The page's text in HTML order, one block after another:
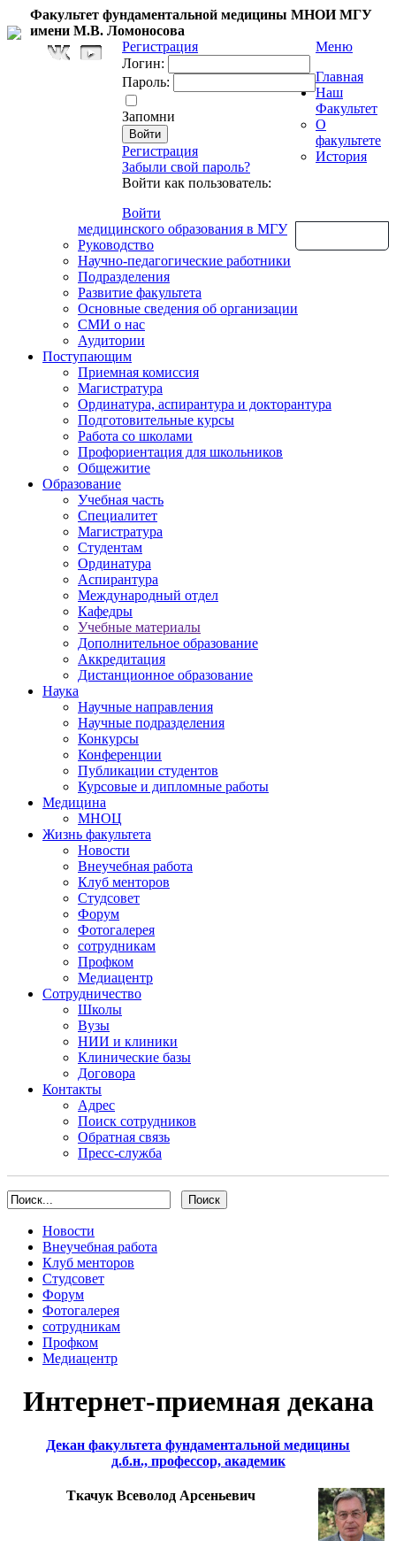
Факультет фундаментальной медицины МНОИ МГУ
имени М.В. Ломоносова
Регистрация
Логин:
Пароль:
Запомни
Регистрация
Забыли свой пароль?
Войти как пользователь:
Войти
Меню
Главная
Наш
Факультет
О
факультете
История
медицинского образования в МГУ
Руководство
Научно-педагогические работники
Подразделения
Развитие факультета
Основные сведения об организации
СМИ о нас
Аудитории
Поступающим
Приемная комиссия
Магистратура
Ординатура, аспирантура и докторантура
Подготовительные курсы
Работа со школами
Профориентация для школьников
Общежитие
Образование
Учебная часть
Специалитет
Магистратура
Студентам
Ординатура
Аспирантура
Международный отдел
Кафедры
Учебные материалы
Дополнительное образование
Аккредитация
Дистанционное образование
Наука
Научные направления
Научные подразделения
Конкурсы
Конференции
Публикации студентов
Курсовые и дипломные работы
Медицина
МНОЦ
Жизнь факультета
Новости
Внеучебная работа
Клуб менторов
Студсовет
Форум
Фотогалерея
сотрудникам
Профком
Медиацентр
Сотрудничество
Школы
Вузы
НИИ и клиники
Клинические базы
Договора
Контакты
Адрес
Поиск сотрудников
Обратная связь
Пресс-служба
Новости
Внеучебная работа
Клуб менторов
Студсовет
Форум
Фотогалерея
сотрудникам
Профком
Медиацентр
Интернет-приемная декана
Декан факультета фундаментальной медицины
д.б.н., профессор, академик
Ткачук Всеволод Арсеньевич